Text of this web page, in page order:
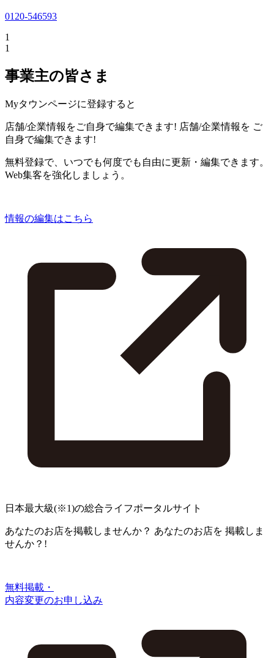
0120-546593
1
1
事業主の皆さま
Myタウンページに登録すると
店舗/企業情報をご自身で編集できます! 店舗/企業情報を ご
自身で編集できます!
無料登録で、いつでも何度でも自由に更新・編集できます。
Web集客を強化しましょう。
情報の編集はこちら
日本最大級(※1)の総合ライフポータルサイト
あなたのお店を掲載しませんか？ あなたのお店を 掲載しま
せんか？!
無料掲載・
内容変更のお申し込み